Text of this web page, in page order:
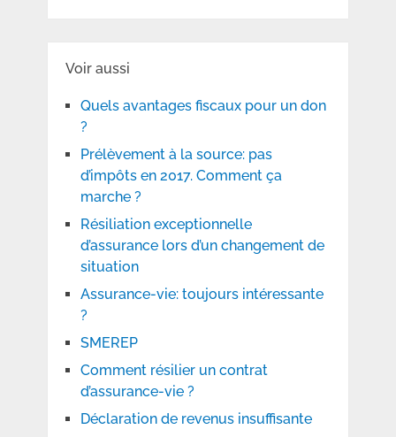
Voir aussi
Quels avantages fiscaux pour un don
?
Prélèvement à la source: pas
d’impôts en 2017. Comment ça
marche ?
Résiliation exceptionnelle
d’assurance lors d’un changement de
situation
Assurance-vie: toujours intéressante
?
SMEREP
Comment résilier un contrat
d’assurance-vie ?
Déclaration de revenus insuffisante